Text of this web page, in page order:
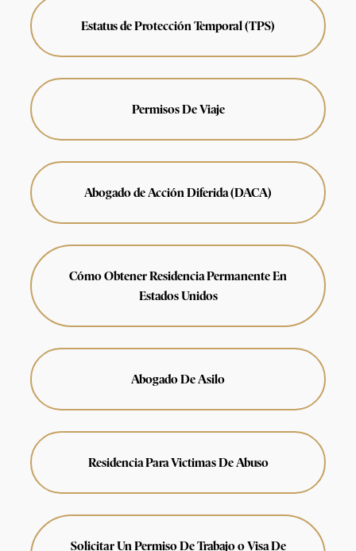
Estatus de Protección Temporal (TPS)
Permisos De Viaje
Abogado de Acción Diferida (DACA)
Cómo Obtener Residencia Permanente En
Estados Unidos
Abogado De Asilo
Residencia Para Victimas De Abuso
Solicitar Un Permiso De Trabajo o Visa De